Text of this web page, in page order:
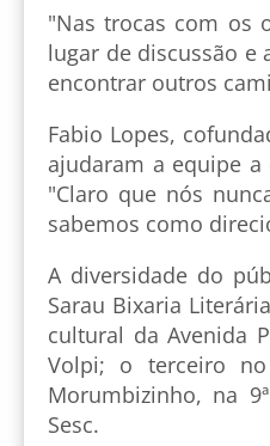
"Nas trocas com os
lugar de discussão
encontrar outros
Fabio Lopes,
ajudaram a equipe
"Claro que nós
sabemos como
A diversidade do
Sarau Bixaria
cultural da Avenida
Volpi; o terceiro
Morumbizinho, na
Sesc.